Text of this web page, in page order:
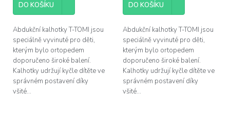
DO KOŠÍKU
Abdukční kalhotky T-TOMI jsou
speciálně vyvinuté pro děti,
kterým bylo ortopedem
doporučeno široké balení.
Kalhotky udržují kyčle dítěte ve
správném postavení díky
všité...
DO KOŠÍKU
Abdukční kalhotky T-TOMI jsou
speciálně vyvinuté pro děti,
kterým bylo ortopedem
doporučeno široké balení.
Kalhotky udržují kyčle dítěte ve
správném postavení díky
všité...